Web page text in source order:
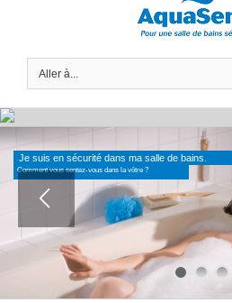
Aller à...
Je suis en sécurité dans ma salle de bains.
Comment vous sentez-vous dans la vôtre ?